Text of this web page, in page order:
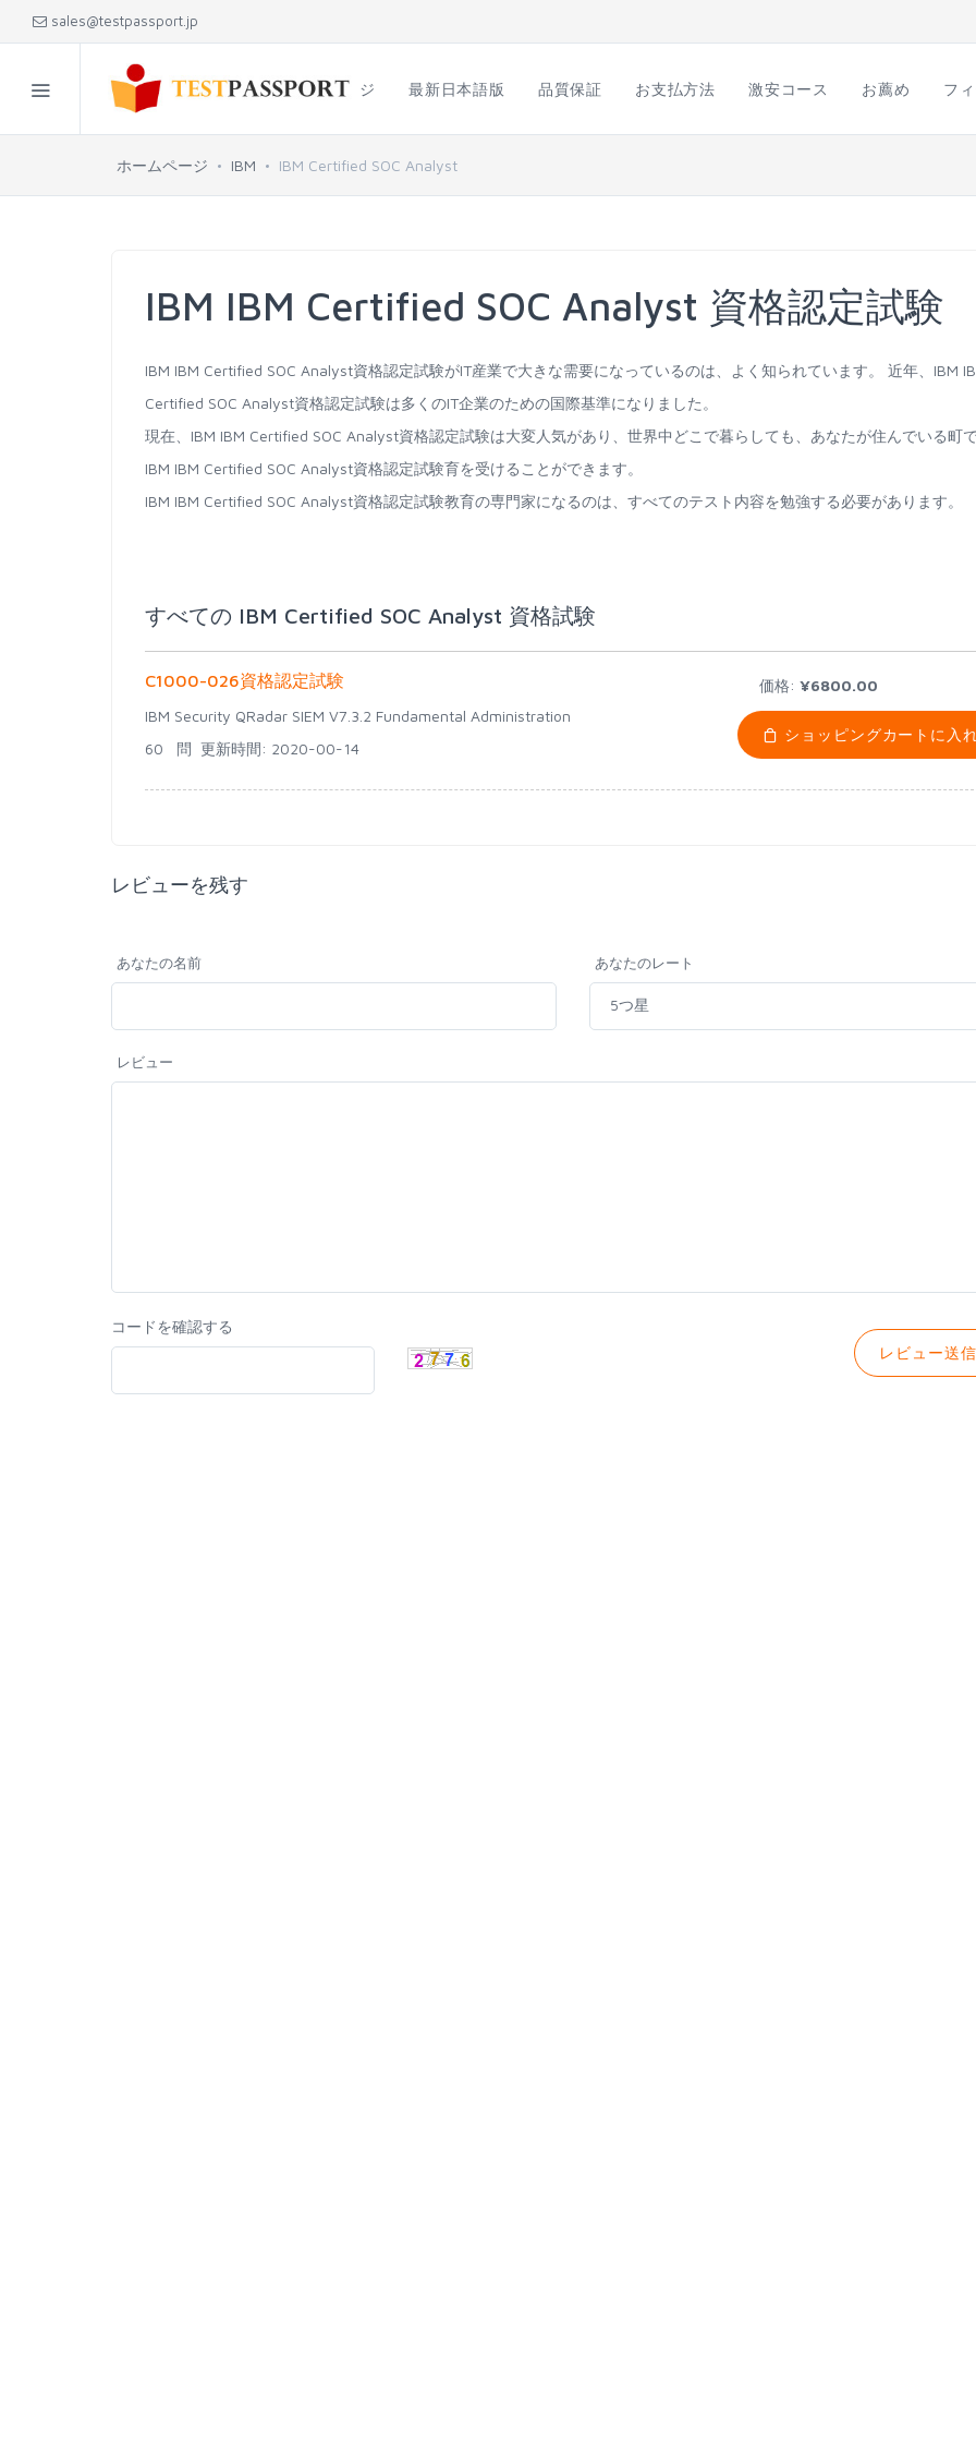
sales@testpassport.jp
ホームページ 最新日本語版 品質保証 お支払方法 激安コース お薦め フ
ホームページ IBM IBM Certified SOC Analyst
IBM IBM Certified SOC Analyst 資格認定試験
IBM IBM Certified SOC Analyst資格認定試験がIT産業で大きな需要になっているのは、よく知られています。 近年、IBM
Certified SOC Analyst資格認定試験は多くのIT企業のための国際基準になりました。
現在、IBM IBM Certified SOC Analyst資格認定試験は大変人気があり、世界中どこで暮らしても、あなたが住んでいる町
IBM IBM Certified SOC Analyst資格認定試験育を受けることができます。
IBM IBM Certified SOC Analyst資格認定試験教育の専門家になるのは、すべてのテスト内容を勉強する必要があります。
すべての IBM Certified SOC Analyst 資格試験
C1000-026資格認定試験
IBM Security QRadar SIEM V7.3.2 Fundamental Administration
60 問 更新時間: 2020-00-14
価格: ¥6800.00
ショッピングカートに入
レビューを残す
あなたの名前 あなたのレート
レビュー
コードを確認する